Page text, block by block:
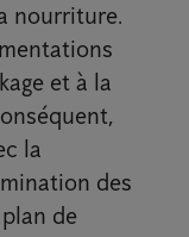
nourriture.
et à la
la
des
de